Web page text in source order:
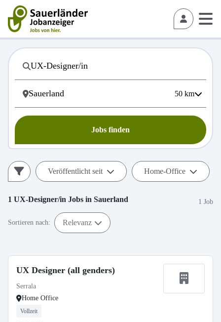
50 km
Jobs finden
Veröffentlicht seit Home-Office
1 UX-Designer/in Jobs in Sauerland 1 Job
Sortieren nach: Relevanz
UX Designer (all genders)
Serrala
Home Office
Vollzeit